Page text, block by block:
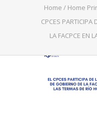
Home / Home
CPCES PARTICIPA
LA FACPCE EN